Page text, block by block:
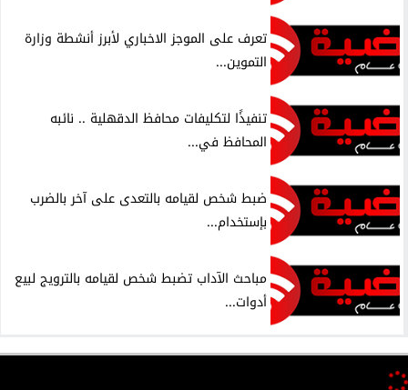
تعرف على الموجز الاخباري لأبرز أنشطة وزارة
التموين...
تنفيذًا لتكليفات محافظ الدقهلية .. نائبه
المحافظ في...
ضبط شخص لقيامه بالتعدى على آخر بالضرب
بإستخدام...
مباحث الآداب تضبط شخص لقيامه بالترويج لبيع
أدوات...